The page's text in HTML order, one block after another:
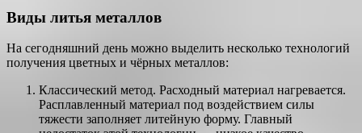
Виды литья металлов
На сегодняшний день можно выделить несколько технологий
получения цветных и чёрных металлов:
Классический метод. Расходный материал нагревается.
Расплавленный материал под воздействием силы
тяжести заполняет литейную форму. Главный